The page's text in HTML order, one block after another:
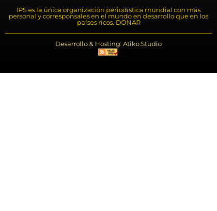
IPS es la única organización periodística mundial con más
personal y corresponsales en el mundo en desarrollo que en los
países ricos. DONAR
Desarrollo & Hosting: Atiko.Studio